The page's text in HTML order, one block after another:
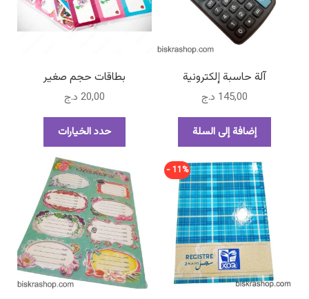
تصنيفات أخرى
سلة المشتريات
آلة حاسبة إلكترونية
145,00 د.ج
إضافة إلى السلة
بطاقات حجم صغير
20,00 د.ج
حدد الخيارات
المختلفة
لهذا
المنتج.
يمكن
اختيار
الخيارات
على
11% -